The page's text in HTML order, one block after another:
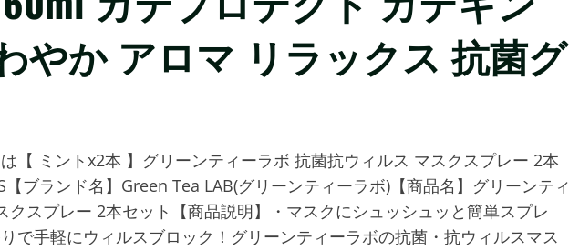
やか アロマ リラックス 抗菌グ
【 ミントx2本 】グリーンティーラボ 抗菌抗ウィルス マスクスプレー 2本
【ブランド名】Green Tea LAB(グリーンティーラボ)【商品名】グリーンティ
クスプレー 2本セット【商品説明】・マスクにシュッシュッと簡単スプレ
で手軽にウィルスブロック！グリーンティーラボの抗菌・抗ウィルスマス